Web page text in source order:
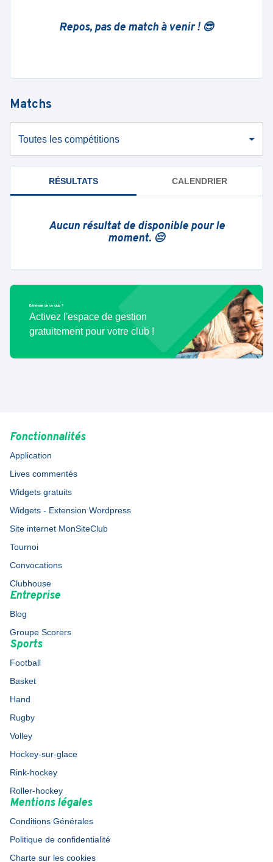
Repos, pas de match à venir ! 😎
Matchs
Toutes les compétitions
RÉSULTATS CALENDRIER
Aucun résultat de disponible pour le
moment. 😔
Bénévole de ce club ?
Activez l'espace de gestion
gratuitement pour votre club !
Fonctionnalités
Application
Lives commentés
Widgets gratuits
Widgets - Extension Wordpress
Site internet MonSiteClub
Tournoi
Convocations
Clubhouse
Entreprise
Blog
Groupe Scorers
Sports
Football
Basket
Hand
Rugby
Volley
Hockey-sur-glace
Rink-hockey
Roller-hockey
Mentions légales
Conditions Générales
Politique de confidentialité
Charte sur les cookies